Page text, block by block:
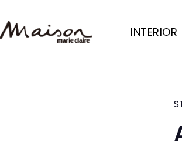
to
main
INTERIOR